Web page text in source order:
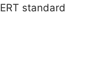
standard